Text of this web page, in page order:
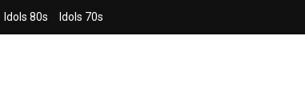
Idols 80s Idols 70s